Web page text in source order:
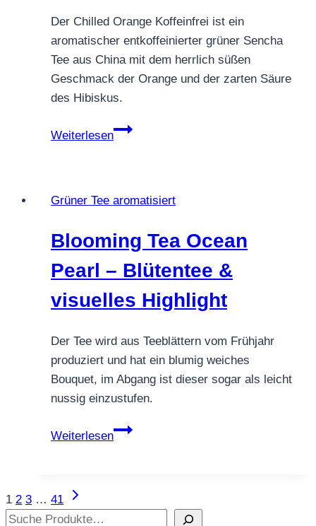
Der Chilled Orange Koffeinfrei ist ein
aromatischer entkoffeinierter grüner Sencha
Tee aus China mit dem herrlich süßen
Geschmack der Orange und der zarten Säure
des Hibiskus.
Weiterlesen
Chilled
Grüner Tee aromatisiert
Blooming Tea Ocean
Pearl – Blütentee &
visuelles Highlight
Der Tee wird aus Teeblättern vom Frühjahr
produziert und hat ein blumig weiches
Bouquet, im Abgang ist dieser sogar als leicht
nussig einzustufen.
Weiterlesen
Blooming
Seitennavigation
1 2 3 … 41
Nächste
Seite
Suchen